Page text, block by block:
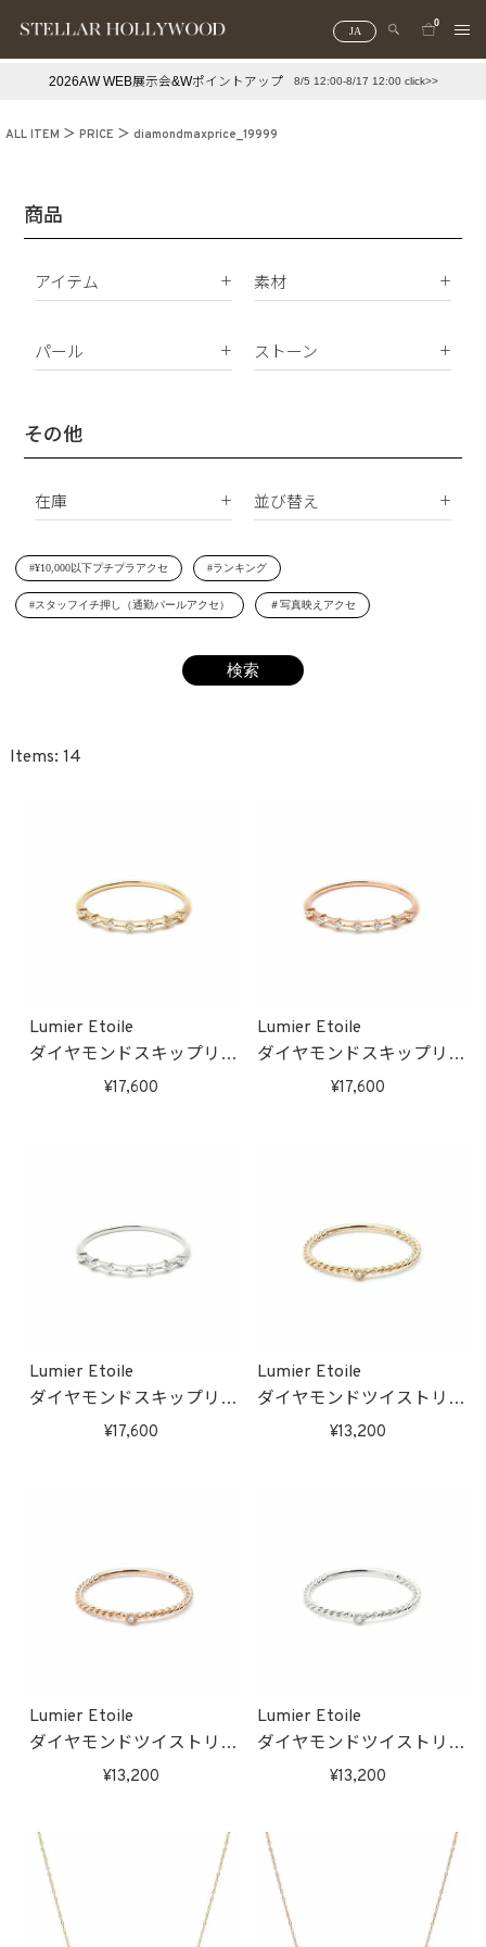
JA
0
#スタッフイチ押し（通勤パールアクセ） ＃写真映えアクセ
2026AW WEB展示会&Wポイントアップ 8/5 12:00-8/17 12:00 click>>
ALL ITEM PRICE diamondmaxprice_19999
商品
アイテム
イヤリング
ネックレス
リング
イニシャル
素材
K10
サージカルステンレス
パール
南洋真珠
シェルパール
ストーン
ジルコニア
その他
在庫
在庫あり
受注生産
並び替え
価格が安い順
価格が高い順
レビュー順
#¥10,000以下プチプラアクセ #ランキング
#スタッフイチ押し（通勤パールアクセ） ＃写真映えアクセ
14
Lumier Etoile
ダイヤモンドスキップリン
グ(ゴールド)17,600
Lumier Etoile
ダイヤモンドスキップリン
グ(ピンクゴールド)
17,600
Lumier Etoile
ダイヤモンドスキップリン
グ(ホワイトゴールド)
17,600
Lumier Etoile
ダイヤモンドツイストリン
グ(ゴールド)13,200
Lumier Etoile
ダイヤモンドツイストリン
グ(ピンクゴールド)
13,200
Lumier Etoile
ダイヤモンドツイストリン
グ(ホワイトゴールド)
13,200